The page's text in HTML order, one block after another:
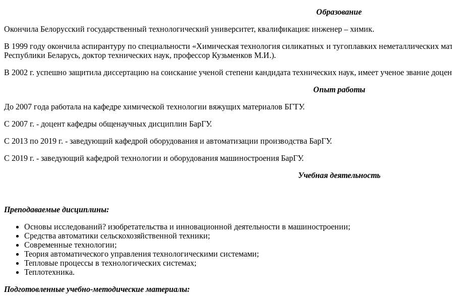
Образование
Окончила Белорусский государственный технологический университет, квалификация: инженер – химик.
В 1999 году окончила аспирантуру по специальности «Химическая технология силикатных и тугоплавких неметаллических
Республики Беларусь, доктор технических наук, профессор Кузьменков М.И.).
В 2002 г. успешно защитила диссертацию на соискание ученой степени кандидата технических наук, имеет ученое звание
Опыт работы
До 2007 года работала на кафедре химической технологии вяжущих материалов БГТУ.
C 2007 г. - доцент кафедры общенаучных дисциплин БарГУ.
С 2013 по 2019 г. - заведующий кафедрой оборудования и автоматизации производства БарГУ.
С 2019 г. - заведующий кафедрой технологии и оборудования машиностроения БарГУ.
Учебная деятельность
Преподаваемые дисциплины:
Основы исследований? изобретательства и инновационной деятельности в машиностроении;
Средства автоматики сельскохозяйственной техники;
Современные технологии;
Теория автоматического управления технологическими системами;
Тепловые процессы в технологических системах;
Теплотехника.
Подготовленные учебно-методические материалы: